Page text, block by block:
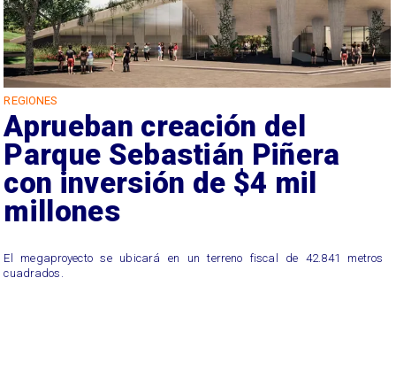
REGIONES
Aprueban creación del
Parque Sebastián Piñera
con inversión de $4 mil
millones
El megaproyecto se ubicará en un terreno fiscal de 42.841 metros
cuadrados.